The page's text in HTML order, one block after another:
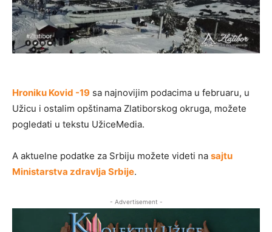
Hroniku Kovid -19 sa najnovijim podacima u februaru, u
Užicu i ostalim opštinama Zlatiborskog okruga, možete
pogledati u tekstu UžiceMedia.
A aktuelne podatke za Srbiju možete videti na sajtu
Ministarstva zdravlja Srbije.
- Advertisement -